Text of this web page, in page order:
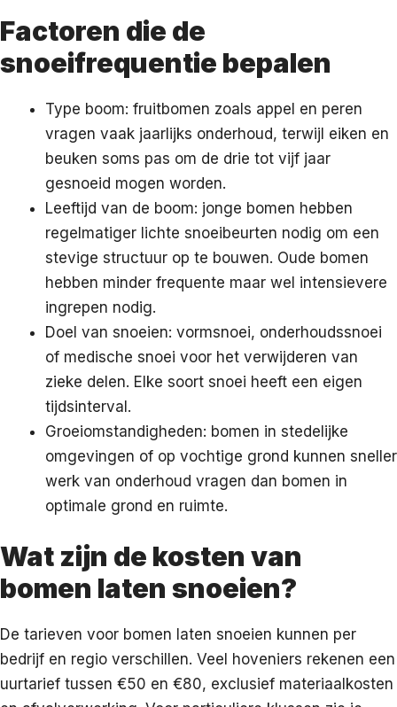
Factoren die de
snoeifrequentie bepalen
Type boom: fruitbomen zoals appel en peren
vragen vaak jaarlijks onderhoud, terwijl eiken en
beuken soms pas om de drie tot vijf jaar
gesnoeid mogen worden.
Leeftijd van de boom: jonge bomen hebben
regelmatiger lichte snoeibeurten nodig om een
stevige structuur op te bouwen. Oude bomen
hebben minder frequente maar wel intensievere
ingrepen nodig.
Doel van snoeien: vormsnoei, onderhoudssnoei
of medische snoei voor het verwijderen van
zieke delen. Elke soort snoei heeft een eigen
tijdsinterval.
Groeiomstandigheden: bomen in stedelijke
omgevingen of op vochtige grond kunnen sneller
werk van onderhoud vragen dan bomen in
optimale grond en ruimte.
Wat zijn de kosten van
bomen laten snoeien?
De tarieven voor bomen laten snoeien kunnen per
bedrijf en regio verschillen. Veel hoveniers rekenen een
uurtarief tussen €50 en €80, exclusief materiaalkosten